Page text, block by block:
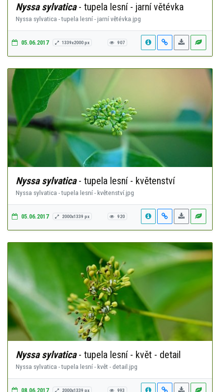
Nyssa sylvatica- tupela lesní - jarní větévka
Nyssa sylvatica - tupela lesní - jarní větévka.jpg
05.06.2017 1339x2000 px 907
Nyssa sylvatica- tupela lesní - květenství
Nyssa sylvatica - tupela lesní - květenství.jpg
05.06.2017 2000x1339 px 920
Nyssa sylvatica- tupela lesní - květ - detail
Nyssa sylvatica - tupela lesní - květ - detail.jpg
08.06.2017 2000x1339 px 993